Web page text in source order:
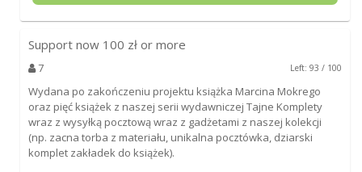
Support now 100 zł or more
7 Left: 93 / 100
Wydana po zakończeniu projektu książka Marcina Mokrego
oraz pięć książek z naszej serii wydawniczej Tajne Komplety
wraz z wysyłką pocztową wraz z gadżetami z naszej kolekcji
(np. zacna torba z materiału, unikalna pocztówka, dziarski
komplet zakładek do książek).